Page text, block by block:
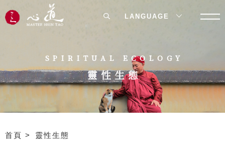
SPIRITUAL ECOLOGY
靈性生態
首頁 靈性生態
LANGUAGE